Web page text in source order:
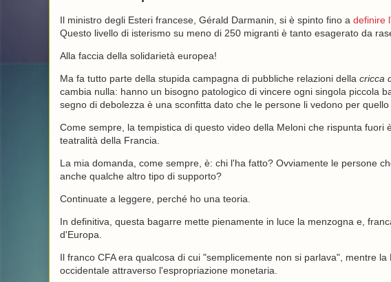
Il ministro degli Esteri francese, Gérald Darmanin, si è spinto fino a definire
Questo livello di isterismo su meno di 250 migranti è tanto esagerato da
Alla faccia della solidarietà europea!
Ma fa tutto parte della stupida campagna di pubbliche relazioni della cricca
cambia nulla: hanno un bisogno patologico di vincere ogni singola piccola
segno di debolezza è una sconfitta dato che le persone li vedono per quello
Come sempre, la tempistica di questo video della Meloni che rispunta fuori
teatralità della Francia.
La mia domanda, come sempre, è: chi l'ha fatto? Ovviamente le persone
anche qualche altro tipo di supporto?
Continuate a leggere, perché ho una teoria.
In definitiva, questa bagarre mette pienamente in luce la menzogna e,
d'Europa.
Il franco CFA era qualcosa di cui "semplicemente non si parlava", mentre
occidentale attraverso l'espropriazione monetaria.